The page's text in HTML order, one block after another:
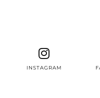
INSTAGRAM